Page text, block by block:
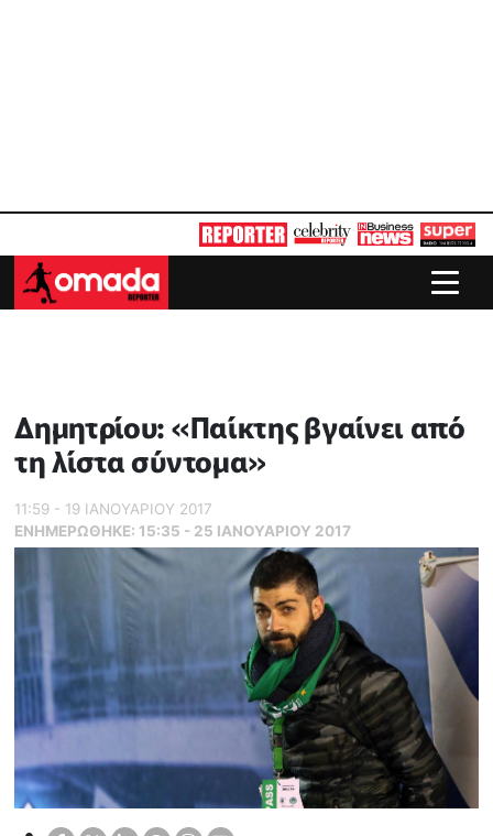
Δημητρίου: «Παίκτης βγαίνει από
τη λίστα σύντομα»
11:59 - 19 ΙΑΝΟΥΑΡΙΟΥ 2017
ΕΝΗΜΕΡΏΘΗΚΕ: 15:35 - 25 ΙΑΝΟΥΑΡΙΟΥ 2017